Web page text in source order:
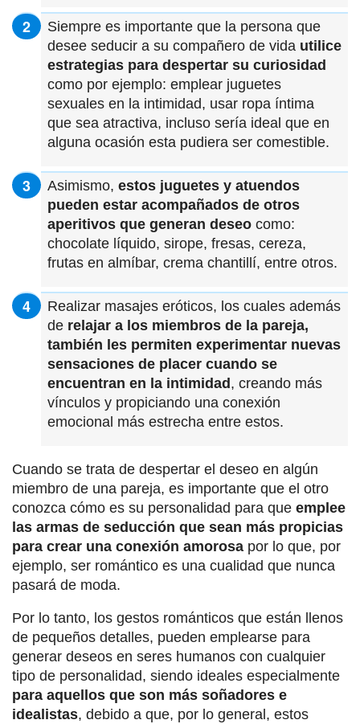
Siempre es importante que la persona que
desee seducir a su compañero de vida utilice
estrategias para despertar su curiosidad
como por ejemplo: emplear juguetes
sexuales en la intimidad, usar ropa íntima
que sea atractiva, incluso sería ideal que en
alguna ocasión esta pudiera ser comestible.
Asimismo, estos juguetes y atuendos
pueden estar acompañados de otros
aperitivos que generan deseo como:
chocolate líquido, sirope, fresas, cereza,
frutas en almíbar, crema chantillí, entre otros.
Realizar masajes eróticos, los cuales además
de relajar a los miembros de la pareja,
también les permiten experimentar nuevas
sensaciones de placer cuando se
encuentran en la intimidad, creando más
vínculos y propiciando una conexión
emocional más estrecha entre estos.
Cuando se trata de despertar el deseo en algún
miembro de una pareja, es importante que el otro
conozca cómo es su personalidad para que emplee
las armas de seducción que sean más propicias
para crear una conexión amorosa por lo que, por
ejemplo, ser romántico es una cualidad que nunca
pasará de moda.
Por lo tanto, los gestos románticos que están llenos
de pequeños detalles, pueden emplearse para
generar deseos en seres humanos con cualquier
tipo de personalidad, siendo ideales especialmente
para aquellos que son más soñadores e
idealistas, debido a que, por lo general, estos